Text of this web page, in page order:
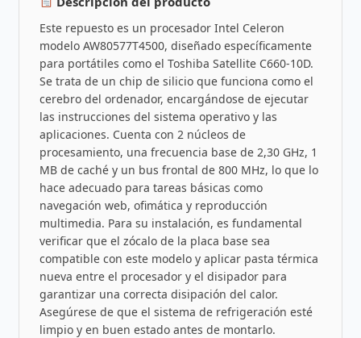
Este repuesto es un procesador Intel Celeron
modelo AW80577T4500, diseñado específicamente
para portátiles como el Toshiba Satellite C660-10D.
Se trata de un chip de silicio que funciona como el
cerebro del ordenador, encargándose de ejecutar
las instrucciones del sistema operativo y las
aplicaciones. Cuenta con 2 núcleos de
procesamiento, una frecuencia base de 2,30 GHz, 1
MB de caché y un bus frontal de 800 MHz, lo que lo
hace adecuado para tareas básicas como
navegación web, ofimática y reproducción
multimedia. Para su instalación, es fundamental
verificar que el zócalo de la placa base sea
compatible con este modelo y aplicar pasta térmica
nueva entre el procesador y el disipador para
garantizar una correcta disipación del calor.
Asegúrese de que el sistema de refrigeración esté
limpio y en buen estado antes de montarlo.